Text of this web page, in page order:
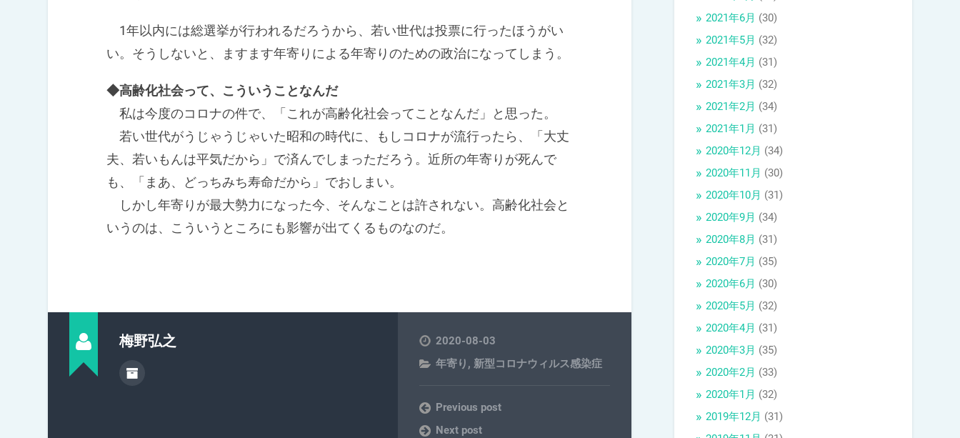
1年以内には総選挙が行われるだろうから、若い世代は投票に行ったほうがい
い。そうしないと、ますます年寄りによる年寄りのための政治になってしまう。
◆高齢化社会って、こういうことなんだ
私は今度のコロナの件で、「これが高齢化社会ってことなんだ」と思った。
若い世代がうじゃうじゃいた昭和の時代に、もしコロナが流行ったら、「大丈
夫、若いもんは平気だから」で済んでしまっただろう。近所の年寄りが死んで
も、「まあ、どっちみち寿命だから」でおしまい。
しかし年寄りが最大勢力になった今、そんなことは許されない。高齢化社会と
いうのは、こういうところにも影響が出てくるものなのだ。
梅野弘之
2020-08-03
年寄り , 新型コロナウィルス感染症
Previous post
Next post
2021年6月 (30)
2021年5月 (32)
2021年4月 (31)
2021年3月 (32)
2021年2月 (34)
2021年1月 (31)
2020年12月 (34)
2020年11月 (30)
2020年10月 (31)
2020年9月 (34)
2020年8月 (31)
2020年7月 (35)
2020年6月 (30)
2020年5月 (32)
2020年4月 (31)
2020年3月 (35)
2020年2月 (33)
2020年1月 (32)
2019年12月 (31)